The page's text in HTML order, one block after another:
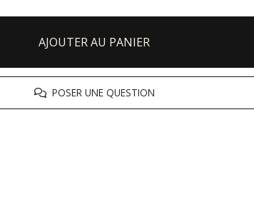
AJOUTER AU PANIER
POSER UNE QUESTION